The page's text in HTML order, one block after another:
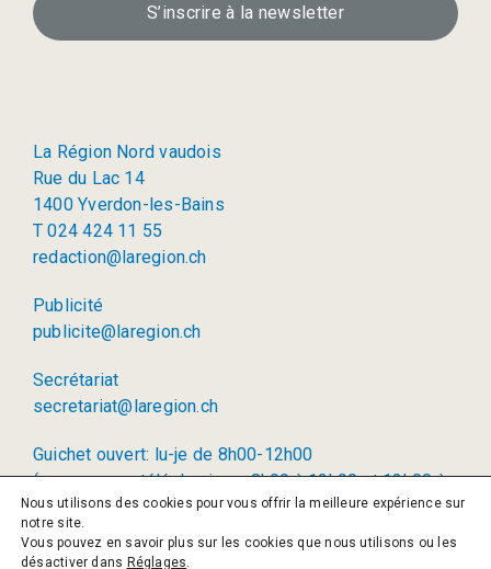
S’inscrire à la newsletter
La Région Nord vaudois
Rue du Lac 14
1400 Yverdon-les-Bains
T 024 424 11 55
redaction@laregion.ch
Publicité
publicite@laregion.ch
Secrétariat
secretariat@laregion.ch
Guichet ouvert: lu-je de 8h00-12h00
(permanence téléphonique: 8h00 à 12h00 et 13h00 à
17h00)
© 2026 La Région SA
Nous utilisons des cookies pour vous offrir la meilleure expérience sur
notre site.
Vous pouvez en savoir plus sur les cookies que nous utilisons ou les
désactiver dans Réglages.